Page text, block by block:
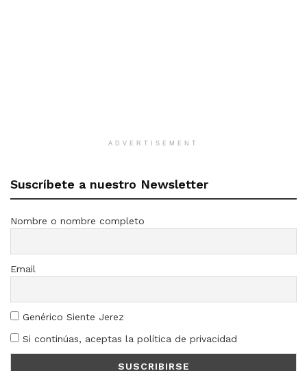
ADVERTISEMENT
Suscríbete a nuestro Newsletter
Nombre o nombre completo
Email
Genérico Siente Jerez
Si continúas, aceptas la política de privacidad